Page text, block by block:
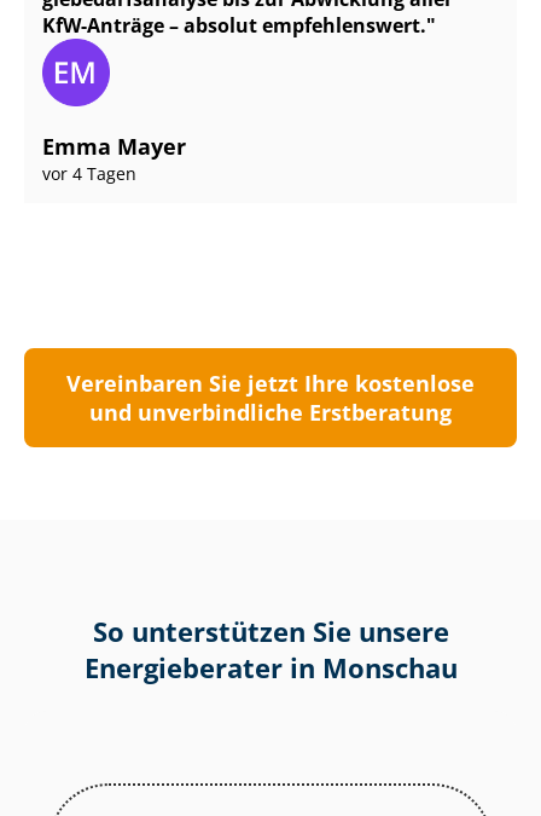
KfW-Anträge – absolut empfehlenswert.
Emma Mayer
vor 4 Tagen
Vereinbaren Sie jetzt Ihre kostenlose
und unverbindliche Erstberatung
So unterstützen Sie unsere
Energieberater in Monschau